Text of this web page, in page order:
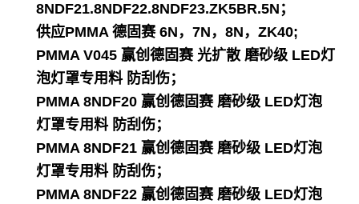
8NDF21.8NDF22.8NDF23.ZK5BR.5N；
供应PMMA 德固赛 6N，7N，8N，ZK40;
PMMA V045 赢创德固赛 光扩散 磨砂级 LED灯
泡灯罩专用料 防刮伤；
PMMA 8NDF20 赢创德固赛 磨砂级 LED灯泡
灯罩专用料 防刮伤；
PMMA 8NDF21 赢创德固赛 磨砂级 LED灯泡
灯罩专用料 防刮伤；
PMMA 8NDF22 赢创德固赛 磨砂级 LED灯泡